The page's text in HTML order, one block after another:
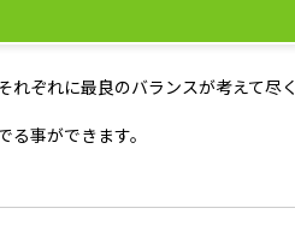
ぞれに最良のバランスが考えて尽く
事ができます。